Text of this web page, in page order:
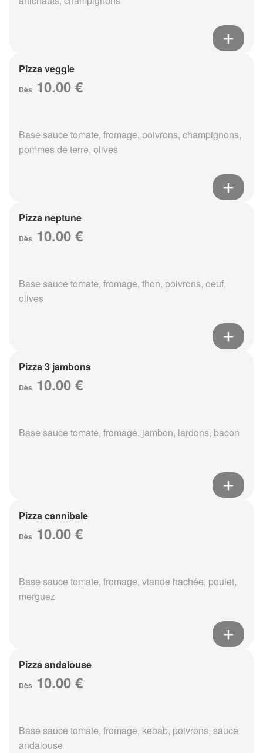
Pizza veggie
Dès 10.00 €
Base sauce tomate, fromage, poivrons, champignons,
pommes de terre, olives
Pizza neptune
Dès 10.00 €
Base sauce tomate, fromage, thon, poivrons, oeuf,
olives
Pizza 3 jambons
Dès 10.00 €
Base sauce tomate, fromage, jambon, lardons, bacon
Pizza cannibale
Dès 10.00 €
Base sauce tomate, fromage, viande hachée, poulet,
merguez
Pizza andalouse
Dès 10.00 €
Base sauce tomate, fromage, kebab, poivrons, sauce
andalouse